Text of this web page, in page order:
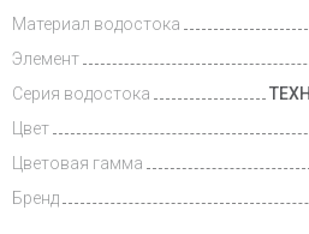
Материал водостока
Элемент
Серия водостока
Цвет
Цветовая гамма
Бренд